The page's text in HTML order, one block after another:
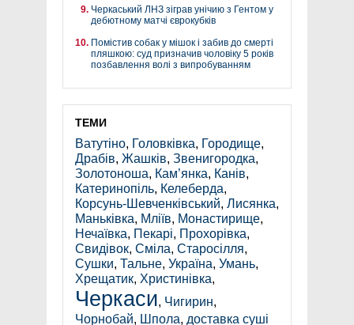
Черкаський ЛНЗ зіграв унічию з Гентом у
дебютному матчі єврокубків
Помістив собак у мішок і забив до смерті
пляшкою: суд призначив чоловіку 5 років
позбавлення волі з випробуванням
ТЕМИ
Ватутіно, Головківка, Городище,
Драбів, Жашків, Звенигородка,
Золотоноша, Кам’янка, Канів,
Катеринопіль, Келеберда,
Корсунь-Шевченківський, Лисянка,
Маньківка, Мліїв, Монастирище,
Нечаївка, Пекарі, Прохорівка,
Свидівок, Сміла, Старосілля,
Сушки, Тальне, Україна, Умань,
Хрещатик, Христинівка,
Черкаси, Чигирин,
Чорнобай, Шпола, доставка суші